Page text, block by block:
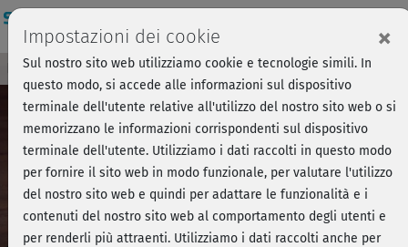
Play
Video
Breve anteprima - Forza, si parte! Accedi
Impostazioni dei cookie ×
Sul nostro sito web utilizziamo cookie e tecnologie simili. In
questo modo, si accede alle informazioni sul dispositivo
terminale dell'utente relative all'utilizzo del nostro sito web o si
memorizzano le informazioni corrispondenti sul dispositivo
terminale dell'utente. Utilizziamo i dati raccolti in questo modo
per fornire il sito web in modo funzionale, per valutare l'utilizzo
del nostro sito web e quindi per adattare le funzionalità e i
contenuti del nostro sito web al comportamento degli utenti e
per renderli più attraenti. Utilizziamo i dati raccolti anche per